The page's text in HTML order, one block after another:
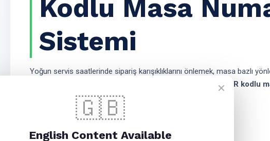
Kodlu Masa
Sistemi
Yoğun servis saatlerinde sipariş karışıklıklarını önlemek, masa bazlı
restoranlara özel QR kodlu
kritik bir avantaj sağlar.
Masa numarasına özel QR kod üretimi
✕
🇬🇧
English Content Available